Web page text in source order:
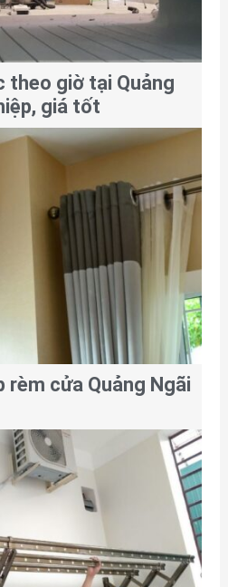
theo giờ tại Quảng
giá tốt
rèm cửa Quảng Ngãi